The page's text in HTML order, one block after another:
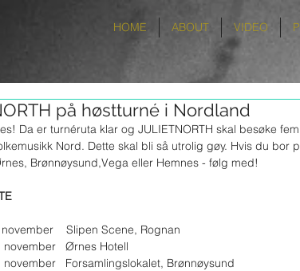
HOME ABOUT VIDEO
på høstturné i Nordland
Da er turnéruta klar og JULIETNORTH skal besøke
Nord. Dette skal bli så utrolig gøy. Hvis du bor
Brønnøysund,Vega eller Hemnes - følg med!
Slipen Scene, Rognan
november   Ørnes Hotell
november   Forsamlingslokalet, Brønnøysund